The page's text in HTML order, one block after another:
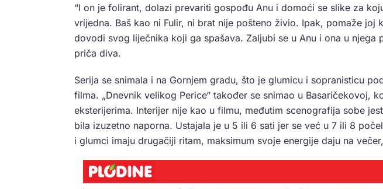
“I on je folirant, dolazi prevariti gospođu Anu i domoći se slike za
vrijedna. Baš kao ni Fulir, ni brat nije pošteno živio. Ipak, pomaže joj
dovodi svog liječnika koji ga spašava. Zaljubi se u Anu i ona u njega
priča diva.
Serija se snimala i na Gornjem gradu, što je glumicu i sopranisticu
filma. „Dnevnik velikog Perice“ također se snimao u Basaričekovoj,
eksterijerima. Interijer nije kao u filmu, međutim scenografija sobe
bila izuzetno naporna. Ustajala je u 5 ili 6 sati jer se već u 7 ili 8
i glumci imaju drugačiji ritam, maksimum svoje energije daju na